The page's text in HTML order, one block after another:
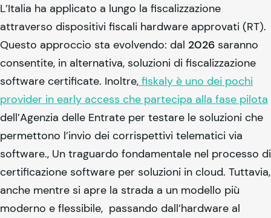
L’Italia ha applicato a lungo la fiscalizzazione
attraverso dispositivi fiscali hardware approvati (RT).
Questo approccio sta evolvendo: dal 2026 saranno
consentite, in alternativa, soluzioni di fiscalizzazione
software certificate. Inoltre, fiskaly è uno dei pochi
provider in early access che partecipa alla fase pilota
dell’Agenzia delle Entrate per testare le soluzioni che
permettono l’invio dei corrispettivi telematici via
software., Un traguardo fondamentale nel processo di
certificazione software per soluzioni in cloud. Tuttavia,
anche mentre si apre la strada a un modello più
moderno e flessibile, passando dall’hardware al